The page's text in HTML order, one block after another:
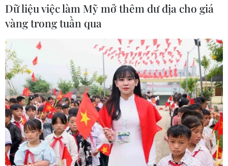
Dữ liệu việc làm Mỹ mở thêm dư địa cho giá
vàng trong tuần qua